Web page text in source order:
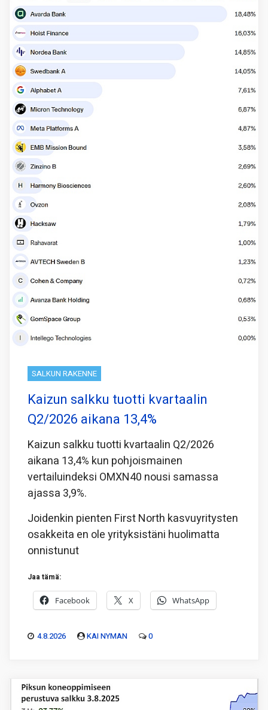
SALKUN RAKENNE
Kaizun salkku tuotti kvartaalin
Q2/2026 aikana 13,4%
Kaizun salkku tuotti kvartaalin Q2/2026
aikana 13,4% kun pohjoismainen
vertailuindeksi OMXN40 nousi samassa
ajassa 3,9%.
Joidenkin pienten First North kasvuyritysten
osakkeita en ole yrityksistäni huolimatta
onnistunut
Jaa tämä:
Facebook X WhatsApp
4.8.2026 KAI NYMAN 0